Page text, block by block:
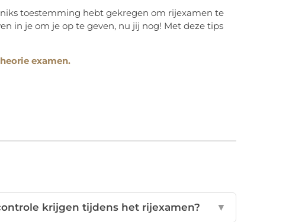
toestemming hebt gekregen om rijexamen te
in je om je op te geven, nu jij nog! Met deze tips
examen.
krijgen tijdens het rijexamen? ▼